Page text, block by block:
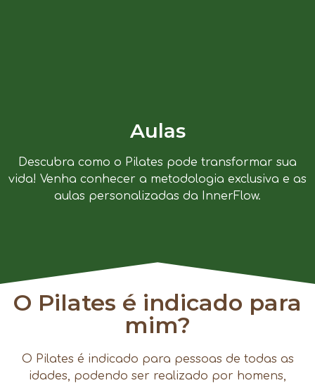
Aulas
Descubra como o Pilates pode transformar sua
vida! Venha conhecer a metodologia exclusiva e as
aulas personalizadas da InnerFlow.
O Pilates é indicado para
mim?
O Pilates é indicado para pessoas de todas as
idades, podendo ser realizado por homens,